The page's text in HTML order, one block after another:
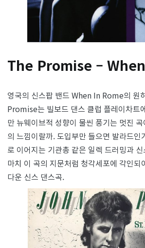
The Promise –
영국의 신스팝 밴드 When In Rome의 원
Promise는 빌보드 댄스 클럽 플레이차트
만 뉴웨이브적 성향이 물씬 풍기는 멋진
의 느낌이랄까. 도입부만 들으면 발라드인
로 이어지는 기관총 같은 일렉 드러밍과
마치 이 곡의 지문처럼 청각세포에 각인되
다운 신스 댄스곡.